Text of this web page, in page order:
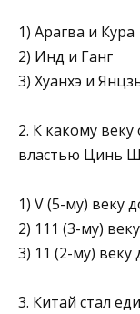
1) Арагва и Кура
2) Инд и Ганг
3) Хуанхэ и
2. К какому
властью Цинь
1) V (5-му) веку
2) 111 (3-му)
3) 11 (2-му) веку
3. Китай стал